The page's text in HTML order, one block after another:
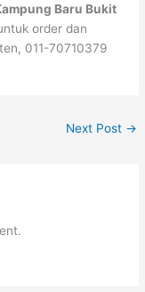
Baru Bukit
order dan
011-70710379
Next Post →